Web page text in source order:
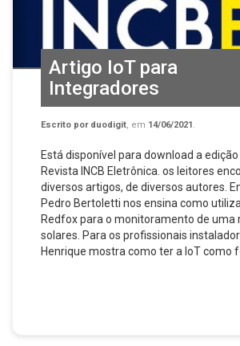
Artigo IoT para
Integradores
Escrito por duodigit, em 14/06/2021 .
Está disponível para download a
Revista INCB Eletrônica. os leitores
diversos artigos, de diversos autores.
Pedro Bertoletti nos ensina como
Redfox para o monitoramento de uma
solares. Para os profissionais
Henrique mostra como ter a IoT como